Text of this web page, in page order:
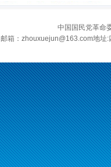
中国国民党革命
邮箱：zhouxuejun@163.com地址